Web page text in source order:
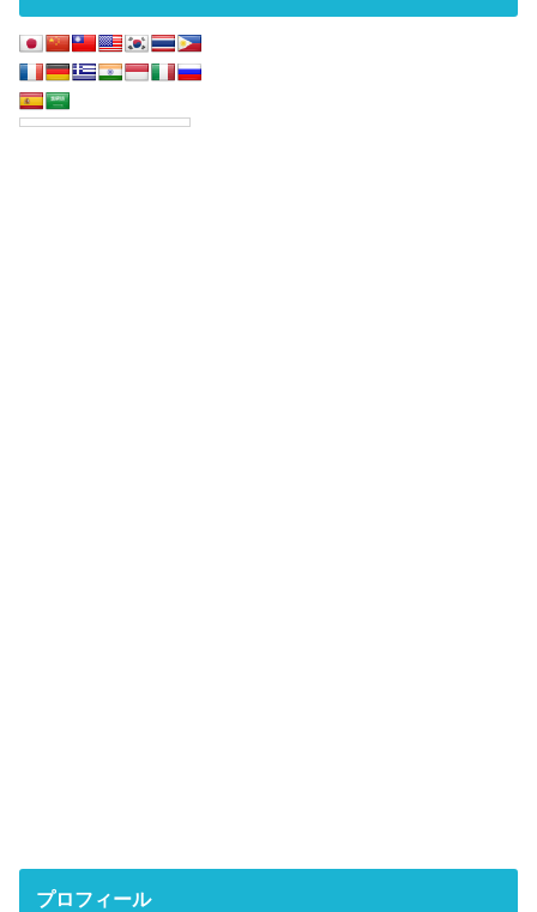
プロフィール